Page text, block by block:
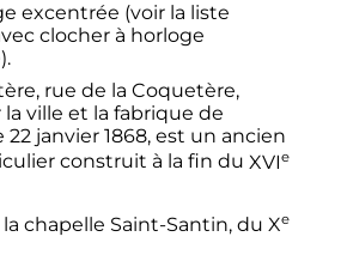
excentrée (voir la liste
clocher à horloge
rue de la Coquetère,
la ville et la fabrique de
22 janvier 1868, est un ancien
construit à la fin du XVIe
chapelle Saint-Santin, du Xe